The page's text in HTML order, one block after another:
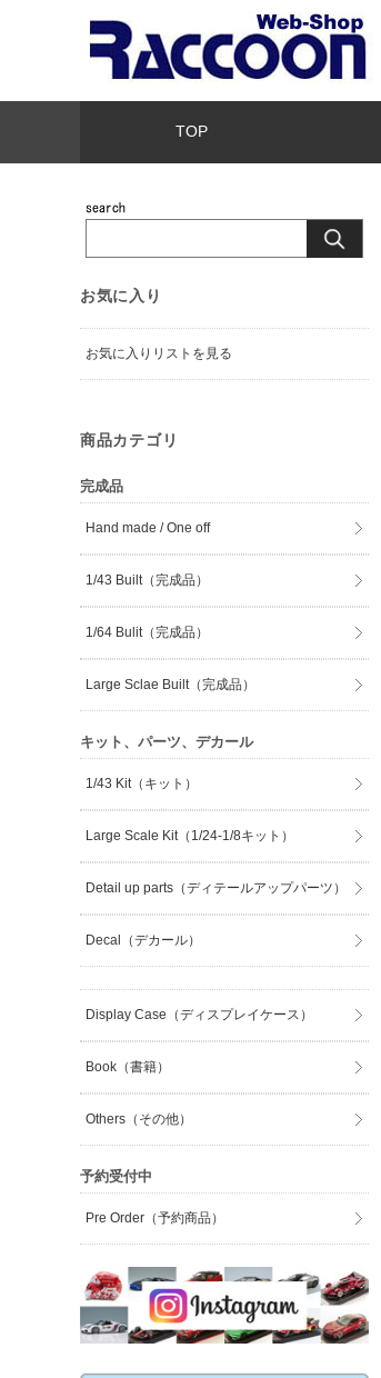
TOP
お気に入り
お気に入りリストを見る
商品カテゴリ
完成品
Hand made / One off
1/43 Built（完成品）
1/64 Bulit（完成品）
Large Sclae Built（完成品）
キット、パーツ、デカール
1/43 Kit（キット）
Large Scale Kit（1/24-1/8キット）
Detail up parts（ディテールアップパーツ）
Decal（デカール）
Display Case（ディスプレイケース）
Book（書籍）
Others（その他）
予約受付中
Pre Order（予約商品）